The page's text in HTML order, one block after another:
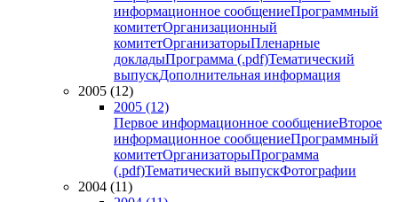
информационное сообщениеПрограммный
комитетОрганизационный
комитетОрганизаторыПленарные
докладыПрограмма (.pdf)Тематический
выпускДополнительная информация
2005 (12)
2005 (12)
Первое информационное сообщениеВторое
информационное сообщениеПрограммный
комитетОрганизаторыПрограмма
(.pdf)Тематический выпускФотографии
2004 (11)